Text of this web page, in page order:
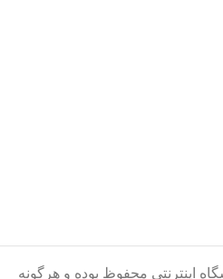
اینترنتی محفوظ بوده و هرگونه